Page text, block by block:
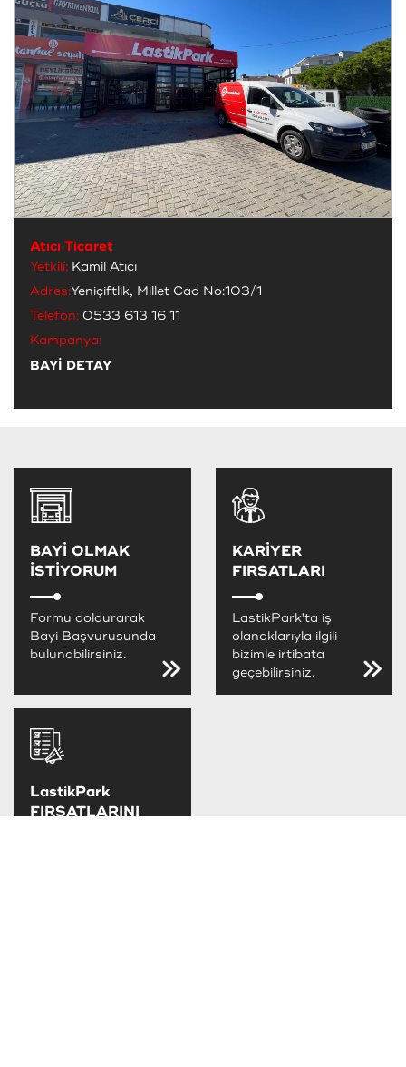
Atıcı Ticaret
Yetkili: Kamil Atıcı
Adres:Yeniçiftlik, Millet Cad No:103/1
Telefon: 0533 613 16 11
Kampanya:
BAYİ DETAY
BAYİ OLMAK
İSTİYORUM
Formu doldurarak
Bayi Başvurusunda
bulunabilirsiniz.
KARİYER
FIRSATLARI
LastikPark'ta iş
olanaklarıyla ilgili
bizimle irtibata
geçebilirsiniz.
LastikPark
FIRSATLARINI